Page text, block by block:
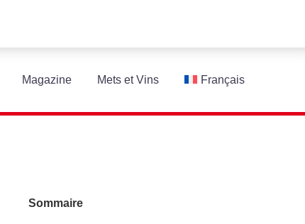
Magazine Mets et Vins Français
Sommaire